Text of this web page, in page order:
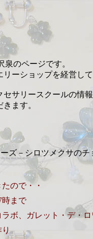
泉のページです。
ーショップを経営し
サリースクールの情
ます。
ズ－シロツメクサのチ
ので・・
時まで
ボ、ガレット・デ・ロ
り